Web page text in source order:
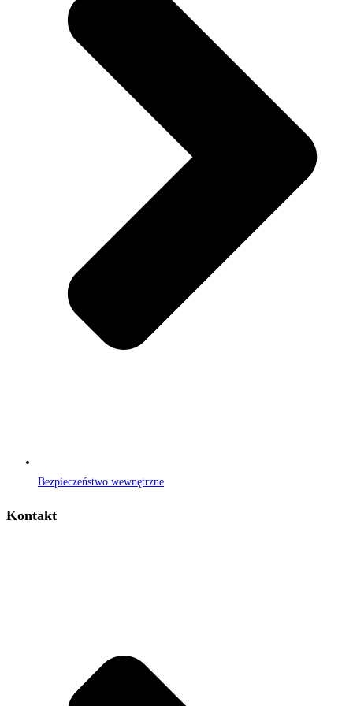
Bezpieczeństwo wewnętrzne
Kontakt